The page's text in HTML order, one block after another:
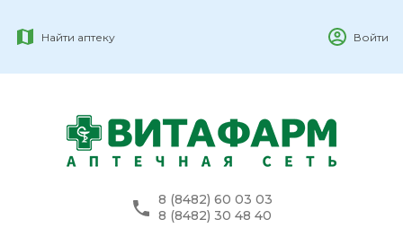
Найти аптеку Войти
8 (8482) 60 03 03
8 (8482) 30 48 40